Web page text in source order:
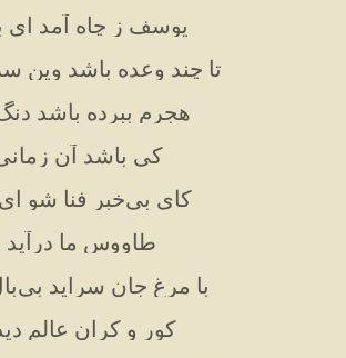
یوسف ز چاه آمد ای بی‌هنر به
تا چند وعده باشد وین
هجرم ببرده باشد
کی باشد آن
کای بی‌خبر فنا شو ای باخبر به رقص آ
طاووس ما درآید وان
با مرغ جان سراید بی‌بال و پر به رقص آ
کور و کران عالم